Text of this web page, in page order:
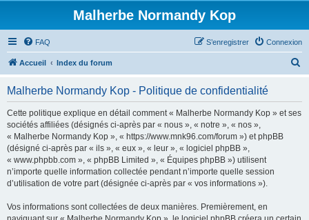
Malherbe Normandy Kop
FAQ Connexion
S’enregistrer
Accueil Index du forum
Malherbe Normandy Kop - Politique de confidentialité
Cette politique explique en détail comment « Malherbe Normandy Kop » et ses
sociétés affiliées (désignés ci-après par « nous », « notre », « nos »,
« Malherbe Normandy Kop », « https://www.mnk96.com/forum ») et phpBB
(désigné ci-après par « ils », « eux », « leur », « logiciel phpBB »,
« www.phpbb.com », « phpBB Limited », « Équipes phpBB ») utilisent
n’importe quelle information collectée pendant n’importe quelle session
d’utilisation de votre part (désignée ci-après par « vos informations »).
Vos informations sont collectées de deux manières. Premièrement, en